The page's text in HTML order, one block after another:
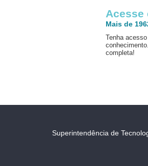
Acesse
Mais de
Tenha
completa!
Superintendência de